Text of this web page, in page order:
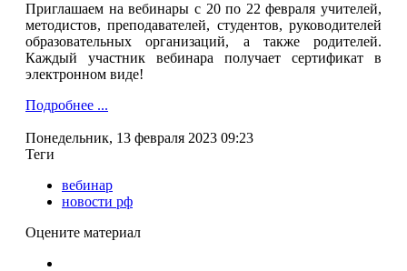
Приглашаем на вебинары с 20 по 22 февраля учителей,
методистов, преподавателей, студентов, руководителей
образовательных организаций, а также родителей.
Каждый участник вебинара получает сертификат в
электронном виде!
Подробнее ...
Понедельник, 13 февраля 2023 09:23
Теги
вебинар
новости рф
Оцените материал